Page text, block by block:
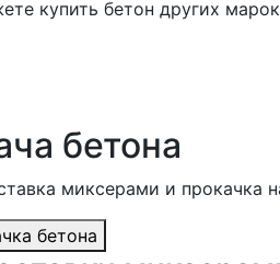
купить бетон других марок
бетона
миксерами и прокачка
бетона